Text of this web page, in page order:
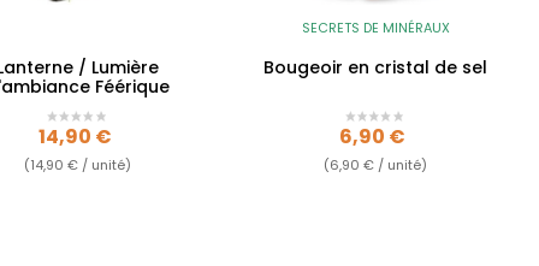
/ Lumière
Féérique
Prix
14,90 €
(14,90 € / unité)
SECRETS DE MINÉRAUX
Bougeoir en cristal de sel
Prix
6,90 €
(6,90 € / unité)